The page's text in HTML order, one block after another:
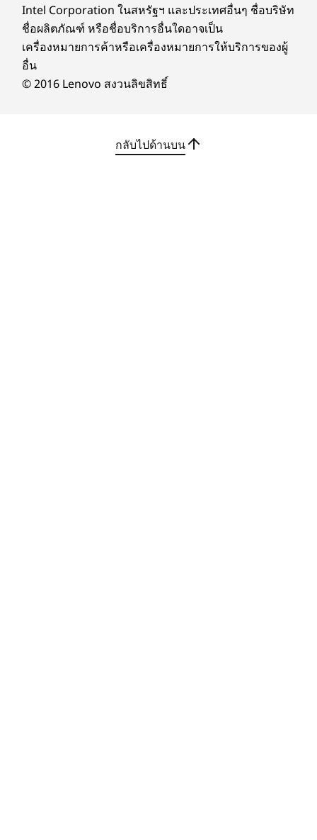
FHD
471 มม. x 611 มม. x 192 มม. / 18.54 นิ้ว x 24.06 นิ้ว x 7.56
นิ้ว
เริ่มต้นที่ 7.5 กก. / 16.53 ปอนด์
Intel Corporation ในสหรัฐฯ และประเทศอื่นๆ ชื่อบริษัท
ชื่อผลิตภัณฑ์ หรือชื่อบริการอื่นใดอาจเป็น
เครื่องหมายการค้าหรือเครื่องหมายการให้บริการของผู้
อื่น
© 2016 Lenovo สงวนลิขสิทธิ์
กลับไปด้านบน